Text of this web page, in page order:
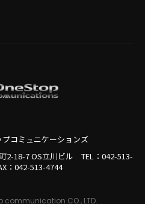
コミュニケーションズ
2-18-7 OS立川ビル TEL： 042-513-
：042-513-4744
CO., LTD.